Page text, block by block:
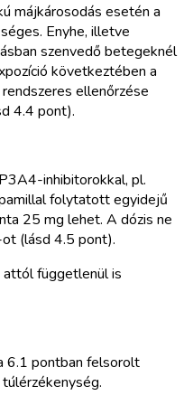
májkárosodás esetén a
Enyhe, illetve
szenvedő betegeknél
következtében a
ellenőrzése
4.4 pont).
inhibitorokkal, pl.
folytatott egyidejű
25 mg lehet. A dózis ne
(lásd 4.5 pont).
függetlenül is
6.1 pontban felsorolt